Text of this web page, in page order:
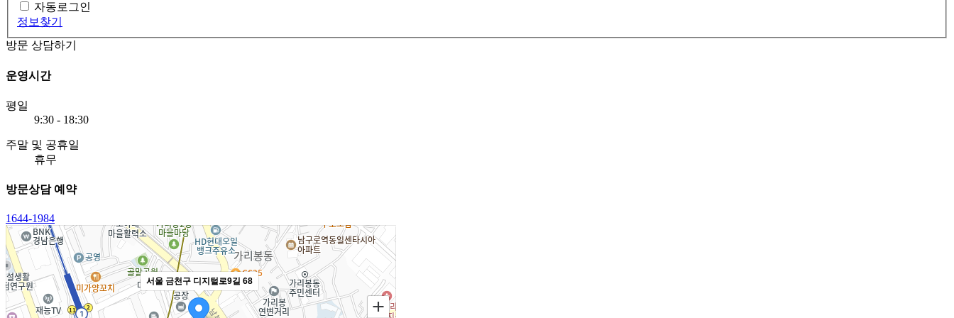
자동로그인
정보찾기
방문 상담하기
운영시간
평일
9:30 - 18:30
주말 및 공휴일
휴무
방문상담 예약
1644-1984
서울 금천구 디지털로9길 68